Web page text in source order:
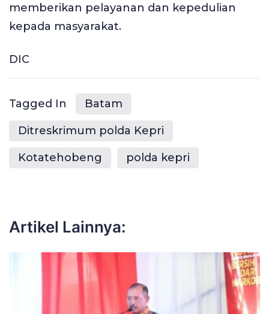
memberikan pelayanan dan kepedulian
kepada masyarakat.
DIC
Tagged In Batam
Ditreskrimum polda Kepri
Kotatehobeng polda kepri
Artikel Lainnya: